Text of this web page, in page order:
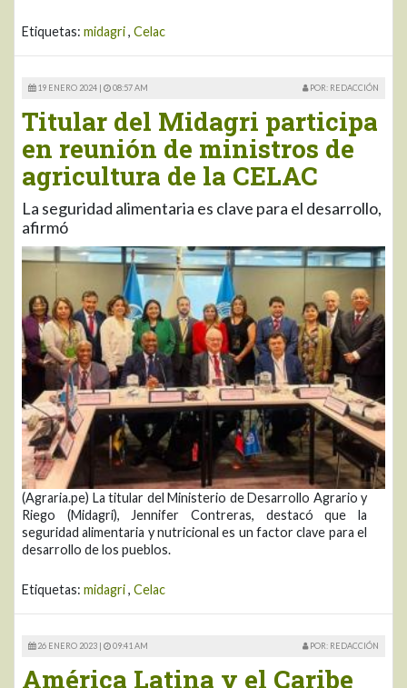
Etiquetas: midagri, Celac
19 ENERO 2024 | 08:57 AM POR: REDACCIÓN
Titular del Midagri participa
en reunión de ministros de
agricultura de la CELAC
La seguridad alimentaria es clave para el desarrollo,
afirmó
(Agraria.pe) La titular del Ministerio de Desarrollo Agrario y
Riego (Midagri), Jennifer Contreras, destacó que la
seguridad alimentaria y nutricional es un factor clave para el
desarrollo de los pueblos.
Etiquetas: midagri, Celac
26 ENERO 2023 | 09:41 AM POR: REDACCIÓN
América Latina y el Caribe